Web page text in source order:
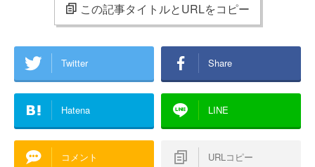
この記事タイトルとURLをコピー
Twitter Share
Hatena LINE
コメント URLコピー